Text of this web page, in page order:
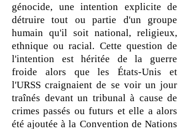
génocide, une intention explicite de
détruire tout ou partie d'un groupe
humain qu'il soit national, religieux,
ethnique ou racial. Cette question de
l'intention est héritée de la guerre
froide alors que les États-Unis et
l'URSS craignaient de se voir un jour
traînés devant un tribunal à cause de
crimes passés ou futurs et elle a alors
été ajoutée à la Convention de Nations